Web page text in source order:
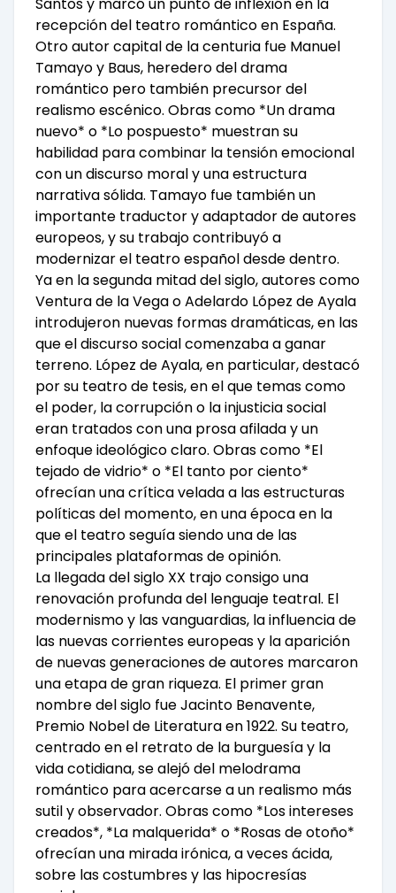
Santos y marcó un punto de inflexión en la
recepción del teatro romántico en España.
Otro autor capital de la centuria fue Manuel
Tamayo y Baus, heredero del drama
romántico pero también precursor del
realismo escénico. Obras como *Un drama
nuevo* o *Lo pospuesto* muestran su
habilidad para combinar la tensión emocional
con un discurso moral y una estructura
narrativa sólida. Tamayo fue también un
importante traductor y adaptador de autores
europeos, y su trabajo contribuyó a
modernizar el teatro español desde dentro.
Ya en la segunda mitad del siglo, autores como
Ventura de la Vega o Adelardo López de Ayala
introdujeron nuevas formas dramáticas, en las
que el discurso social comenzaba a ganar
terreno. López de Ayala, en particular, destacó
por su teatro de tesis, en el que temas como
el poder, la corrupción o la injusticia social
eran tratados con una prosa afilada y un
enfoque ideológico claro. Obras como *El
tejado de vidrio* o *El tanto por ciento*
ofrecían una crítica velada a las estructuras
políticas del momento, en una época en la
que el teatro seguía siendo una de las
principales plataformas de opinión.
La llegada del siglo XX trajo consigo una
renovación profunda del lenguaje teatral. El
modernismo y las vanguardias, la influencia de
las nuevas corrientes europeas y la aparición
de nuevas generaciones de autores marcaron
una etapa de gran riqueza. El primer gran
nombre del siglo fue Jacinto Benavente,
Premio Nobel de Literatura en 1922. Su teatro,
centrado en el retrato de la burguesía y la
vida cotidiana, se alejó del melodrama
romántico para acercarse a un realismo más
sutil y observador. Obras como *Los intereses
creados*, *La malquerida* o *Rosas de otoño*
ofrecían una mirada irónica, a veces ácida,
sobre las costumbres y las hipocresías